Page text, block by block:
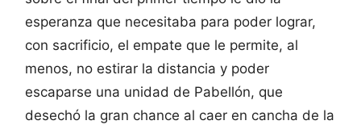
esperanza que necesitaba para poder lograr,
con sacrificio, el empate que le permite, al
menos, no estirar la distancia y poder
escaparse una unidad de Pabellón, que
desechó la gran chance al caer en cancha de la